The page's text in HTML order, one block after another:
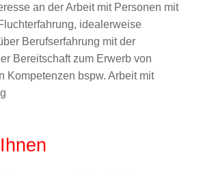
an der Arbeit mit Personen mit
idealerweise
Berufserfahrung mit der
Bereitschaft zum Erwerb von
Kompetenzen bspw. Arbeit mit